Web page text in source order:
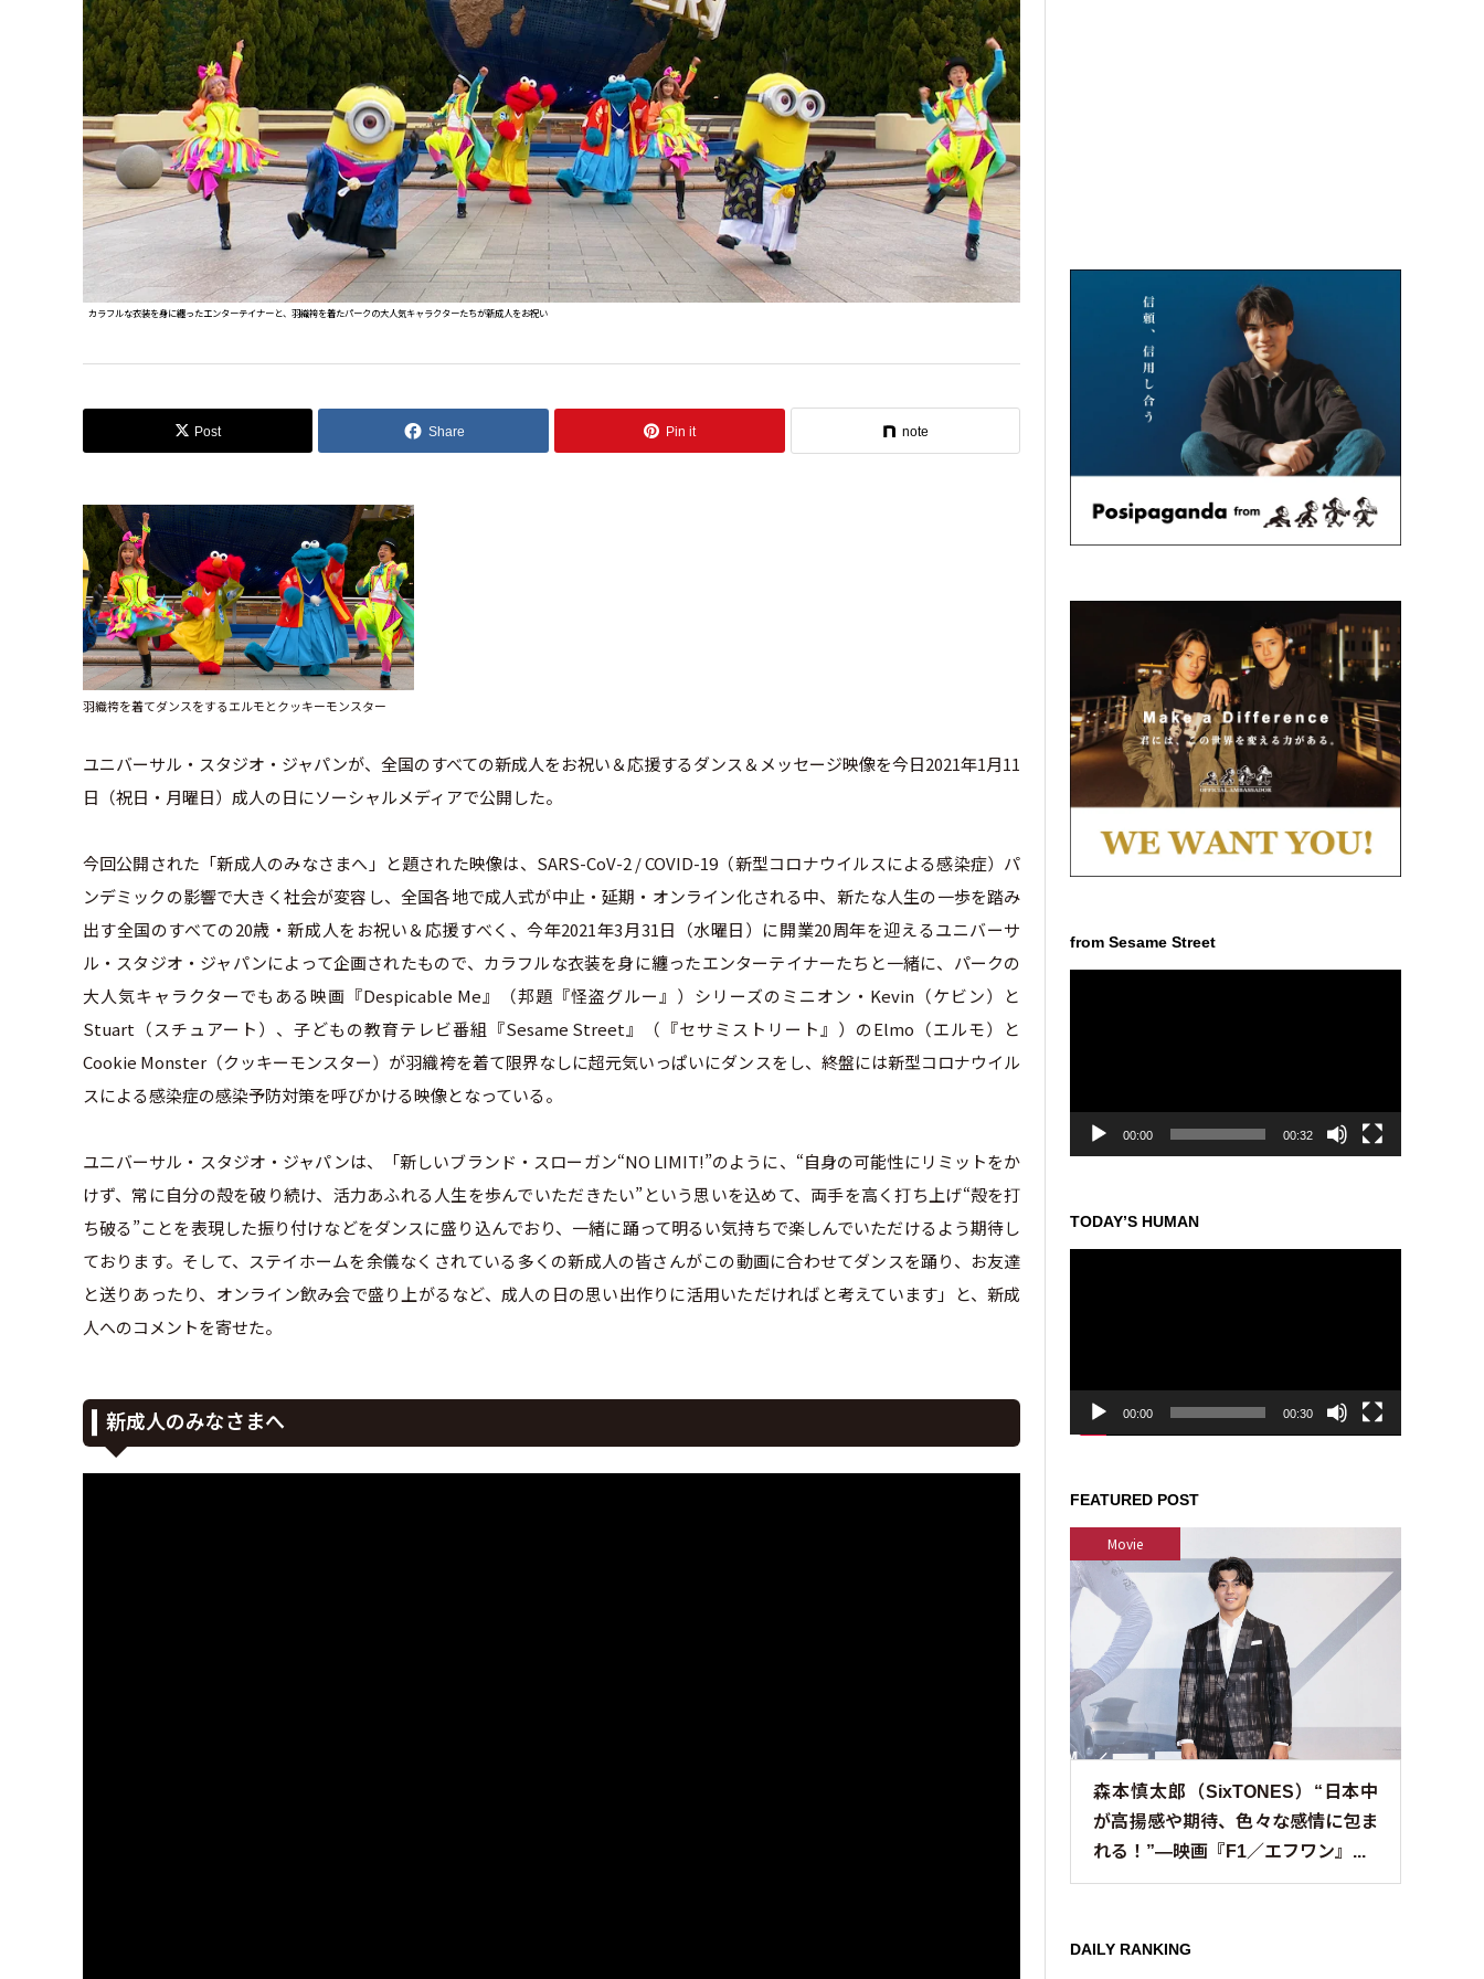
カラフルな衣装を身に纏ったエンターテイナーと、羽織袴を着たパークの大人気キャラクターたちが新成人をお祝い
Post Share Pin it note
羽織袴を着てダンスをするエルモとクッキーモンスター
ユニバーサル・スタジオ・ジャパンが、全国のすべての新成人をお祝い＆応援するダンス＆メッセージ映像を今日2021年1月11
日（祝日・月曜日）成人の日にソーシャルメディアで公開した。
今回公開された「新成人のみなさまへ」と題された映像は、SARS-CoV-2 / COVID-19（新型コロナウイルスによる感染症）パ
ンデミックの影響で大きく社会が変容し、全国各地で成人式が中止・延期・オンライン化される中、新たな人生の一歩を踏み
出す全国のすべての20歳・新成人をお祝い＆応援すべく、今年2021年3月31日（水曜日）に開業20周年を迎えるユニバーサ
ル・スタジオ・ジャパンによって企画されたもので、カラフルな衣装を身に纏ったエンターテイナーたちと一緒に、パークの
大人気キャラクターでもある映画『Despicable Me』（邦題『怪盗グルー』）シリーズのミニオン・Kevin（ケビン）と
Stuart（スチュアート）、子どもの教育テレビ番組『Sesame Street』（『セサミストリート』）のElmo（エルモ）と
Cookie Monster（クッキーモンスター）が羽織袴を着て限界なしに超元気いっぱいにダンスをし、終盤には新型コロナウイル
スによる感染症の感染予防対策を呼びかける映像となっている。
ユニバーサル・スタジオ・ジャパンは、「新しいブランド・スローガン“NO LIMIT!”のように、“自身の可能性にリミットをか
けず、常に自分の殻を破り続け、活力あふれる人生を歩んでいただきたい”という思いを込めて、両手を高く打ち上げ“殻を打
ち破る”ことを表現した振り付けなどをダンスに盛り込んでおり、一緒に踊って明るい気持ちで楽しんでいただけるよう期待し
ております。そして、ステイホームを余儀なくされている多くの新成人の皆さんがこの動画に合わせてダンスを踊り、お友達
と送りあったり、オンライン飲み会で盛り上がるなど、成人の日の思い出作りに活用いただければと考えています」と、新成
人へのコメントを寄せた。
新成人のみなさまへ
from Sesame Street
00:00 00:32
TODAY’S HUMAN
00:00 00:30
FEATURED POST
Movie
森本慎太郎（SixTONES）“日本中
が高揚感や期待、色々な感情に包ま
れる！”—映画『F1／エフワン』...
DAILY RANKING